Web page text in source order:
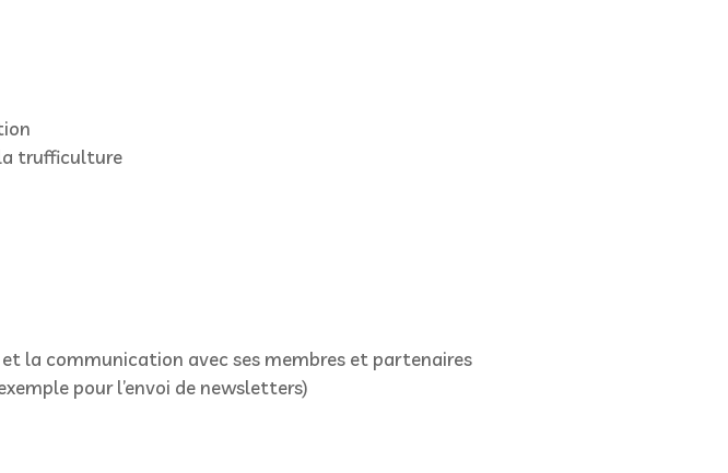
trufficulture
la communication avec ses membres et partenaires
pour l’envoi de newsletters)